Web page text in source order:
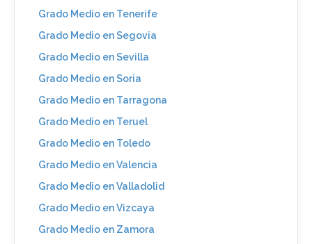
Grado Medio en Tenerife
Grado Medio en Segovia
Grado Medio en Sevilla
Grado Medio en Soria
Grado Medio en Tarragona
Grado Medio en Teruel
Grado Medio en Toledo
Grado Medio en Valencia
Grado Medio en Valladolid
Grado Medio en Vizcaya
Grado Medio en Zamora